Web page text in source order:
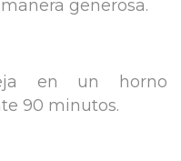
generosa.
en un horno
90 minutos.